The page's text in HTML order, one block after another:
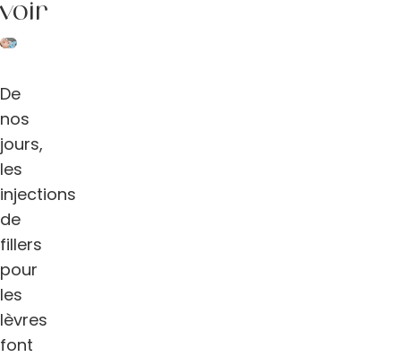
De
nos
jours,
les
injections
de
fillers
pour
les
lèvres
font